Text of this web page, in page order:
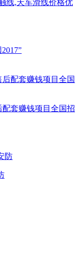
线,天车滑线价格优
套赚钱项目全国招